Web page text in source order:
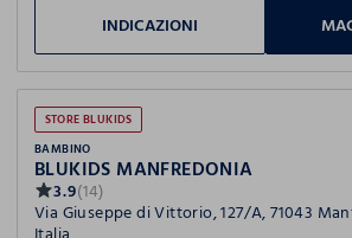
INDICAZIONI
STORE BLUKIDS
BAMBINO
BLUKIDS MANFREDONIA
3.9(14)
Via Giuseppe di Vittorio, 127/A, 71043